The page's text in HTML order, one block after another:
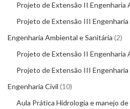
Projeto de Extensão II Engenharia
Projeto de Extensão III
Engenharia Ambiental e Sanitária 2
Projeto de Extensão II Engenharia
Projeto de Extensão III
Engenharia Civil 10
Aula Prática Hidrologia e manejo